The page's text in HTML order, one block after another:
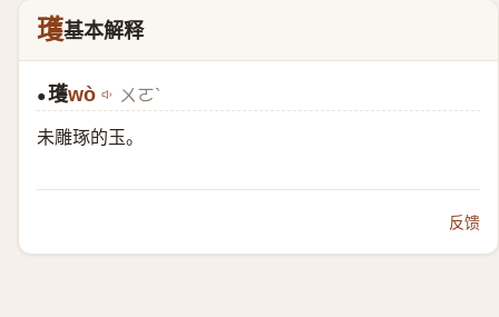
瓁基本解释
●瓁wò ㄨㄛˋ
未雕琢的玉。
反馈